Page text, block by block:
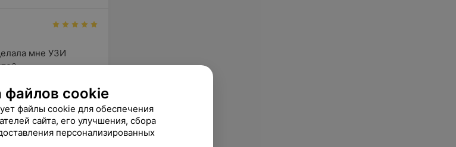
мне УЗИ
7
файлов cookie
файлы cookie для обеспечения
сайта, его улучшения, сбора
персонализированных